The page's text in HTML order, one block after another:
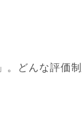
どんな評価